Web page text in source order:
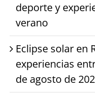
deporte y
verano
Eclipse solar en
experiencias
de agosto de